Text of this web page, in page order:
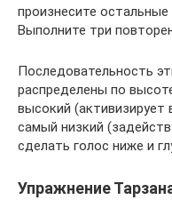
произнесите остальные
Выполните три
Последовательность
распределены по
высокий
самый низкий
сделать голос ниже и
Упражнение